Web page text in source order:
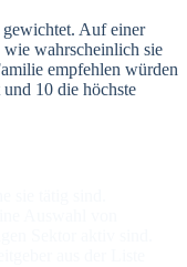
Auf einer
wie wahrscheinlich sie
empfehlen würden
10 die höchste